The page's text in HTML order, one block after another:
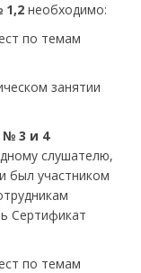
1,2 необходимо:
по темам
занятии
3 и 4
слушателю,
был участником
Сертификат
по темам